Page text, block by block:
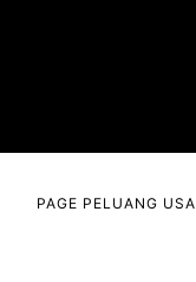
PAGE PELUANG